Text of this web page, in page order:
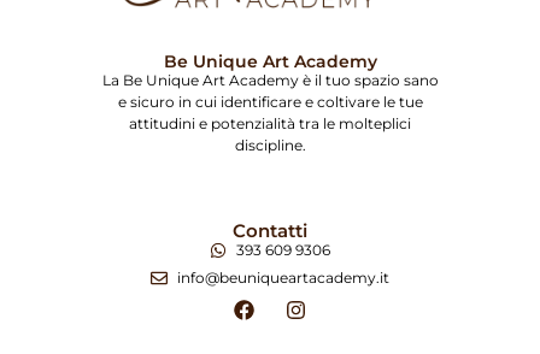
Be Unique Art Academy
La Be Unique Art Academy è il tuo spazio sano
e sicuro in cui identificare e coltivare le tue
attitudini e potenzialità tra le molteplici
discipline.
Contatti
393 609 9306
info@beuniqueartacademy.it